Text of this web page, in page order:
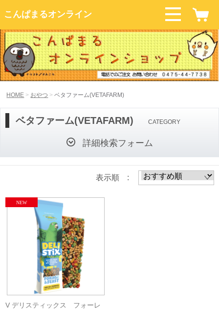
こんぱまるオンライン
HOME おやつ ベタファーム(VETAFARM)
ベタファーム(VETAFARM) CATEGORY
詳細検索フォーム
表示順 :
V デリスティックス フォーレ